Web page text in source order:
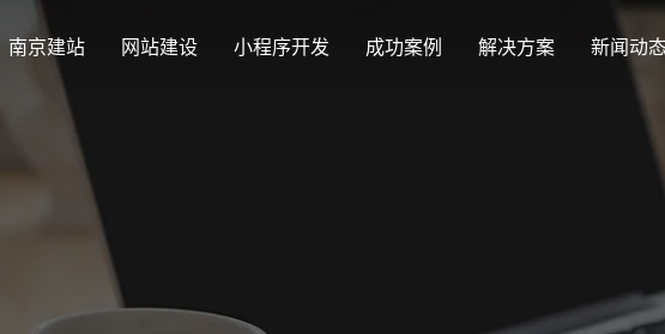
南京建站 网站建设 小程序开发 成功案例
购
解决方案 新闻动
汇